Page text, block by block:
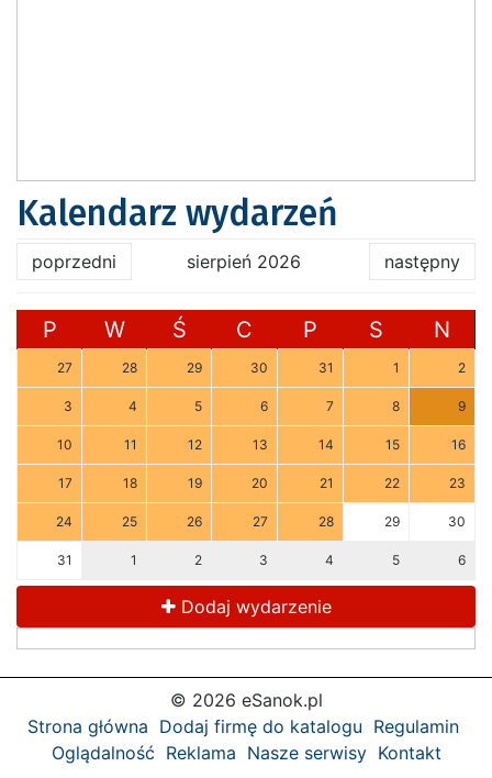
Kalendarz wydarzeń
poprzedni sierpień 2026 następny
P W Ś C P S N
27 28 29 30 31 1 2
3 4 5 6 7 8 9
10 11 12 13 14 15 16
17 18 19 20 21 22 23
24 25 26 27 28 29 30
31 1 2 3 4 5 6
Dodaj wydarzenie
© 2026 eSanok.pl
Strona główna Dodaj firmę do katalogu Regulamin
Oglądalność Reklama Nasze serwisy Kontakt